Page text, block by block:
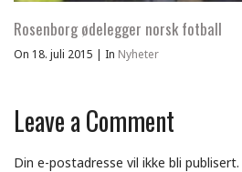
Rosenborg ødelegger norsk fotball
On 18. juli 2015 | In Nyheter
Leave a Comment
Din e-postadresse vil ikke bli publisert.